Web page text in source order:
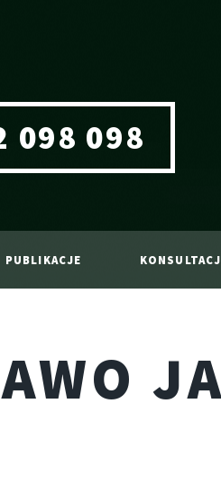
098 098
PUBLIKACJE